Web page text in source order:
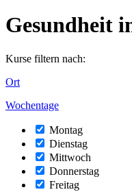
Gesundheit
Kurse filtern nach:
Ort
Wochentage
Montag
Dienstag
Mittwoch
Donnerstag
Freitag